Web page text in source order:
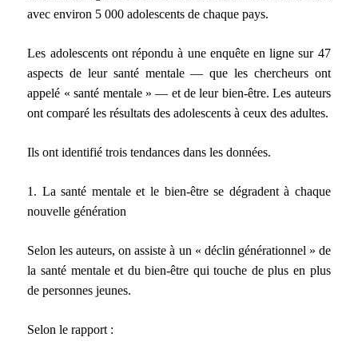
avec environ 5 000 adolescents de chaque pays.
Les adolescents ont répondu à une enquête en ligne sur 47
aspects de leur santé mentale — que les chercheurs ont
appelé « santé mentale » — et de leur bien-être. Les auteurs
ont comparé les résultats des adolescents à ceux des adultes.
Ils ont identifié trois tendances dans les données.
1. La santé mentale et le bien-être se dégradent à chaque
nouvelle génération
Selon les auteurs, on assiste à un « déclin générationnel » de
la santé mentale et du bien-être qui touche de plus en plus
de personnes jeunes.
Selon le rapport :